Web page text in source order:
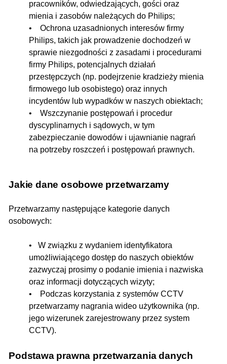
pracowników, odwiedzających, gości oraz
mienia i zasobów należących do Philips;
• Ochrona uzasadnionych interesów firmy
Philips, takich jak prowadzenie dochodzeń w
sprawie niezgodności z zasadami i procedurami
firmy Philips, potencjalnych działań
przestępczych (np. podejrzenie kradzieży mienia
firmowego lub osobistego) oraz innych
incydentów lub wypadków w naszych obiektach;
• Wszczynanie postępowań i procedur
dyscyplinarnych i sądowych, w tym
zabezpieczanie dowodów i ujawnianie nagrań
na potrzeby roszczeń i postępowań prawnych.
Jakie dane osobowe przetwarzamy
Przetwarzamy następujące kategorie danych
osobowych:
• W związku z wydaniem identyfikatora
umożliwiającego dostęp do naszych obiektów
zazwyczaj prosimy o podanie imienia i nazwiska
oraz informacji dotyczących wizyty;
• Podczas korzystania z systemów CCTV
przetwarzamy nagrania wideo użytkownika (np.
jego wizerunek zarejestrowany przez system
CCTV).
Podstawa prawna przetwarzania danych